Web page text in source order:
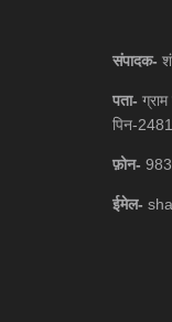
संपादक-
पता-
पिन-
फ़ोन-
ईमेल-